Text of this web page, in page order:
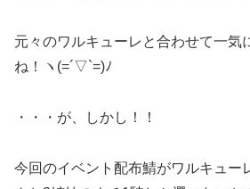
元々のワルキューレと合わせて一気
ね！ヽ(=´▽`=)ﾉ
・・・が、しかし！！
今回のイベント配布鯖がワルキュー